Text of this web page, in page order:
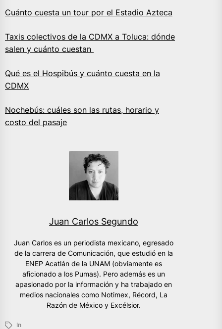
Cuánto cuesta un tour por el Estadio Azteca
Taxis colectivos de la CDMX a Toluca: dónde
salen y cuánto cuestan
Qué es el Hospibús y cuánto cuesta en la
CDMX
Nochebús: cuáles son las rutas, horario y
costo del pasaje
Juan Carlos Segundo
Juan Carlos es un periodista mexicano, egresado
de la carrera de Comunicación, que estudió en la
ENEP Acatlán de la UNAM (obviamente es
aficionado a los Pumas). Pero además es un
apasionado por la información y ha trabajado en
medios nacionales como Notimex, Récord, La
Razón de México y Excélsior.
In